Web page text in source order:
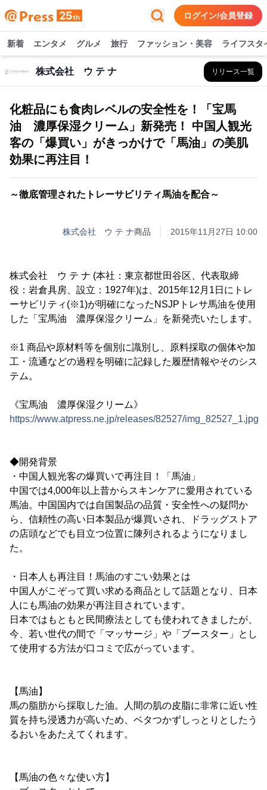
ログイン/会員登録
新着 エンタメ グルメ 旅行 ファッション・美容 ライフスタ
株式会社 ウ テ ナ リリース一覧
化粧品にも食肉レベルの安全性を！「宝馬
油 濃厚保湿クリーム」新発売！ 中国人観光
客の「爆買い」がきっかけで「馬油」の美肌
効果に再注目！
～徹底管理されたトレーサビリティ馬油を配合～
株式会社 ウ テ ナ商品 2015年11月27日 10:00
株式会社 ウ テ ナ (本社：東京都世田谷区、代表取締
役：岩倉具房、設立：1927年)は、2015年12月1日にトレ
ーサビリティ(※1)が明確になったNSJPトレサ馬油を使用
した「宝馬油 濃厚保湿クリーム」を新発売いたします。
※1 商品や原材料等を個別に識別し、原料採取の個体や加
工・流通などの過程を明確に記録した履歴情報やそのシス
テム。
《宝馬油 濃厚保湿クリーム》
https://www.atpress.ne.jp/releases/82527/img_82527_1.jpg
◆開発背景
・中国人観光客の爆買いで再注目！「馬油」
中国では4,000年以上昔からスキンケアに愛用されている
馬油。中国国内では自国製品の品質・安全性への疑問か
ら、信頼性の高い日本製品が爆買いされ、ドラッグストア
の店頭などでも目立つ位置に陳列されるようになりまし
た。
・日本人も再注目！馬油のすごい効果とは
中国人がこぞって買い求める商品として話題となり、日本
人にも馬油の効果が再注目されています。
日本ではもともと民間療法としても使われてきましたが、
今、若い世代の間で「マッサージ」や「ブースター」とし
て使用する方法が口コミで広がっています。
【馬油】
馬の脂肪から採取した油。人間の肌の皮脂に非常に近い性
質を持ち浸透力が高いため、ベタつかずしっとりとしたう
るおいをあたえてくれます。
【馬油の色々な使い方】